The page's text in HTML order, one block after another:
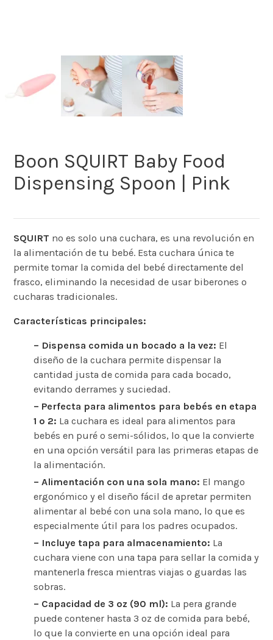
Boon SQUIRT Baby Food
Dispensing Spoon | Pink
SQUIRT no es solo una cuchara, es una revolución en
la alimentación de tu bebé. Esta cuchara única te
permite tomar la comida del bebé directamente del
frasco, eliminando la necesidad de usar biberones o
cucharas tradicionales.
Características principales:
– Dispensa comida un bocado a la vez: El
diseño de la cuchara permite dispensar la
cantidad justa de comida para cada bocado,
evitando derrames y suciedad.
– Perfecta para alimentos para bebés en etapa
1 o 2: La cuchara es ideal para alimentos para
bebés en puré o semi-sólidos, lo que la convierte
en una opción versátil para las primeras etapas de
la alimentación.
– Alimentación con una sola mano: El mango
ergonómico y el diseño fácil de apretar permiten
alimentar al bebé con una sola mano, lo que es
especialmente útil para los padres ocupados.
– Incluye tapa para almacenamiento: La
cuchara viene con una tapa para sellar la comida y
mantenerla fresca mientras viajas o guardas las
sobras.
– Capacidad de 3 oz (90 ml): La pera grande
puede contener hasta 3 oz de comida para bebé,
lo que la convierte en una opción ideal para